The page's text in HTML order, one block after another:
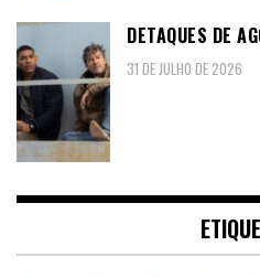
DETAQUES DE
31 DE JULHO DE 2026